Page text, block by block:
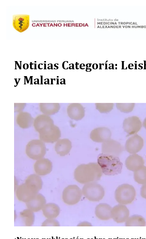
Noticias Categoría:
y Malaria